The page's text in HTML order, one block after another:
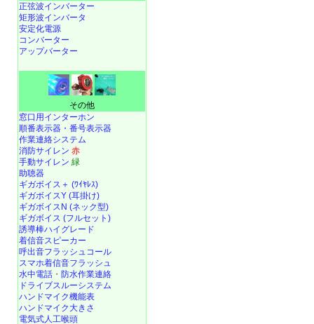
正弦波インバーター
矩形波インバータ
安定化電源
コンバーター
アップバーター
その他
窓口用インターホン
順番表示器・番号表示器
作業連絡システム
消防サイレン 赤
手動サイレン 緑
助聴器
ギガボイス＋ (ﾜｲﾔﾚｽ)
ギガボイスY (耳掛け)
ギガボイスN (ネック型)
ギガボイス (フルセット)
誘導棒ハイグレード
着信音スピーカー
呼出音フラッシュコール
スマホ着信音フラッシュ
水中電話 ・ 防水作業連絡
ドライブスルーシステム
ハンドマイク機能表
ハンドマイク大きさ
電気式人工喉頭